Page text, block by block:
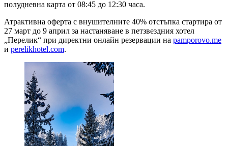
полудневна карта от 08:45 до 12:30 часа.
Атрактивна оферта с внушителните 40% отстъпка стартира от
27 март до 9 април за настаняване в петзвездния хотел
„Перелик“ при директни онлайн резервации на pamporovo.me
и perelikhotel.com.